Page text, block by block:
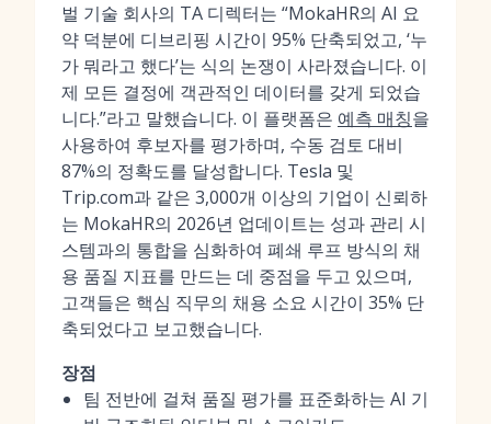
벌 기술 회사의 TA 디렉터는 “MokaHR의 AI 요
약 덕분에 디브리핑 시간이 95% 단축되었고, ‘누
가 뭐라고 했다’는 식의 논쟁이 사라졌습니다. 이
제 모든 결정에 객관적인 데이터를 갖게 되었습
니다.”라고 말했습니다. 이 플랫폼은 예측 매칭을
사용하여 후보자를 평가하며, 수동 검토 대비
87%의 정확도를 달성합니다. Tesla 및
Trip.com과 같은 3,000개 이상의 기업이 신뢰하
는 MokaHR의 2026년 업데이트는 성과 관리 시
스템과의 통합을 심화하여 폐쇄 루프 방식의 채
용 품질 지표를 만드는 데 중점을 두고 있으며,
고객들은 핵심 직무의 채용 소요 시간이 35% 단
축되었다고 보고했습니다.
장점
팀 전반에 걸쳐 품질 평가를 표준화하는 AI 기